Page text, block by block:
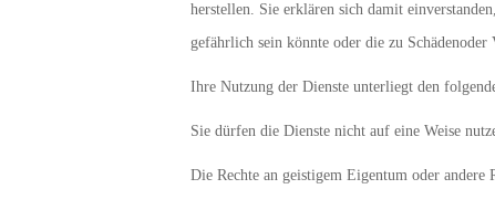
herstellen. Sie erklären sich damit
gefährlich sein könnte oder die zu
Ihre Nutzung der Dienste unterliegt den
Sie dürfen die Dienste nicht auf eine Weise
Die Rechte an geistigem Eigentum oder andere